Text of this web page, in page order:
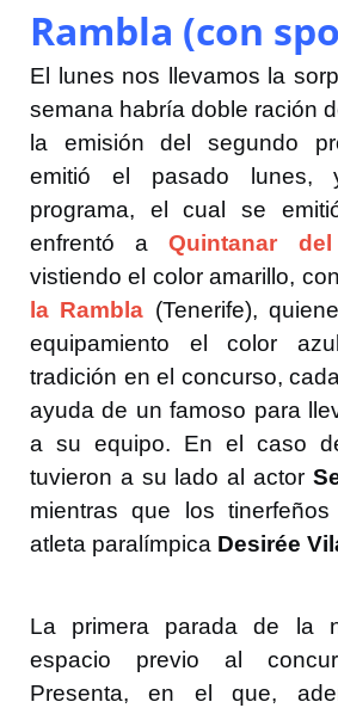
Rambla (con
El lunes nos llevamos la
semana habría doble ración
la emisión del segundo
emitió el pasado
programa, el cual se
enfrentó aQuintanar
vistiendo el color amarillo,
la Rambla (Tenerife),
equipamiento el color
tradición en el concurso,
ayuda de un famoso para
a su equipo. En el caso
tuvieron a su lado al actor
mientras que los
atleta paralímpica Desirée
La primera parada de la
espacio previo al
Presenta, en el que,